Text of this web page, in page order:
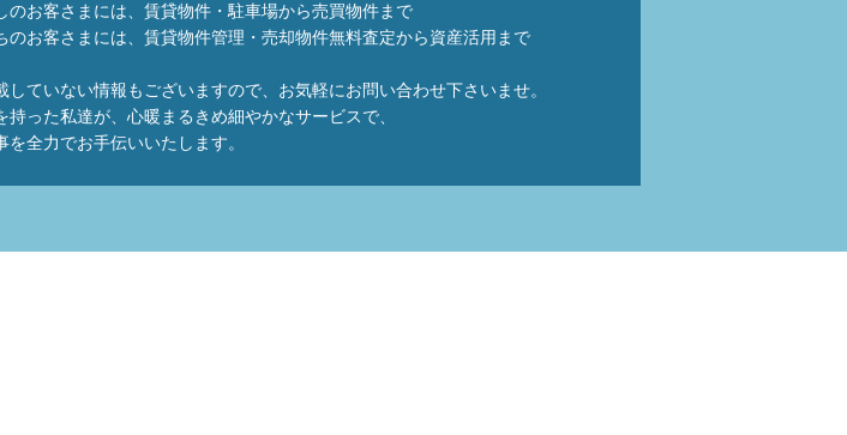
のお客さまには、賃貸物件・駐車場から売買物件まで
のお客さまには、賃貸物件管理・売却物件無料査定から資産活用まで
していない情報もございますので、お気軽にお問い合わせ下さいませ。
持った私達が、心暖まるきめ細やかなサービスで、
を全力でお手伝いいたします。